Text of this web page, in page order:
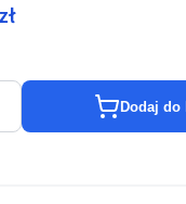
zł
Dodaj do